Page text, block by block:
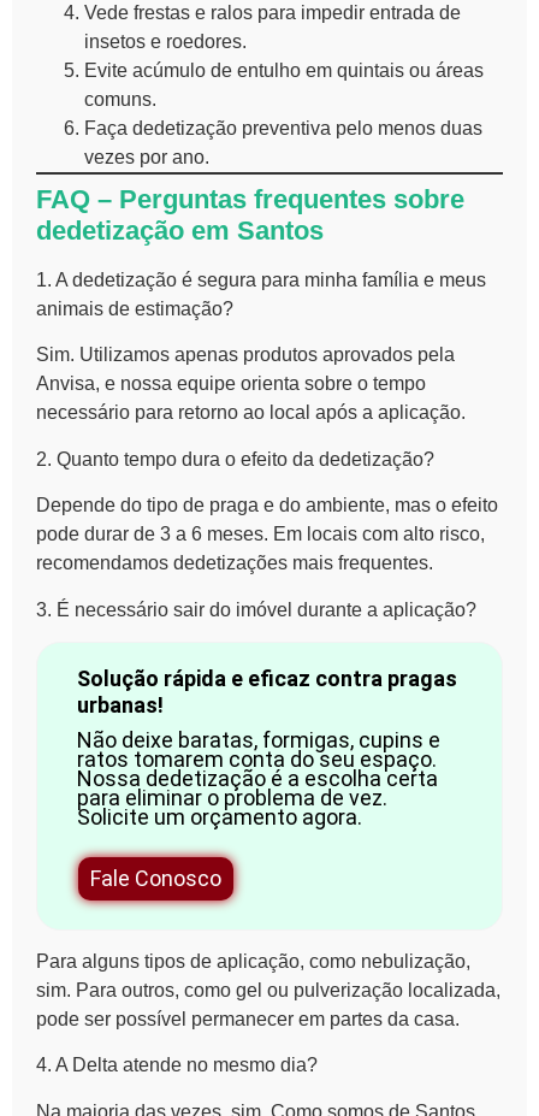
Vede frestas e ralos para impedir entrada de
insetos e roedores.
Evite acúmulo de entulho em quintais ou áreas
comuns.
Faça dedetização preventiva pelo menos duas
vezes por ano.
FAQ – Perguntas frequentes sobre
dedetização em Santos
1. A dedetização é segura para minha família e meus
animais de estimação?
Sim. Utilizamos apenas produtos aprovados pela
Anvisa, e nossa equipe orienta sobre o tempo
necessário para retorno ao local após a aplicação.
2. Quanto tempo dura o efeito da dedetização?
Depende do tipo de praga e do ambiente, mas o efeito
pode durar de 3 a 6 meses. Em locais com alto risco,
recomendamos dedetizações mais frequentes.
3. É necessário sair do imóvel durante a aplicação?
Solução rápida e eficaz contra pragas
urbanas!
Não deixe baratas, formigas, cupins e
ratos tomarem conta do seu espaço.
Nossa dedetização é a escolha certa
para eliminar o problema de vez.
Solicite um orçamento agora.
Fale Conosco
Para alguns tipos de aplicação, como nebulização,
sim. Para outros, como gel ou pulverização localizada,
pode ser possível permanecer em partes da casa.
4. A Delta atende no mesmo dia?
Na maioria das vezes, sim. Como somos de Santos,